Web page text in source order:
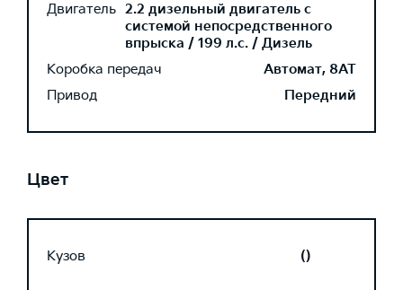
Двигатель 2.2 дизельный двигатель с
системой непосредственного
впрыска / 199 л.с. / Дизель
Коробка передач
Автомат, 8AT
Привод
Передний
Цвет
Кузов ()